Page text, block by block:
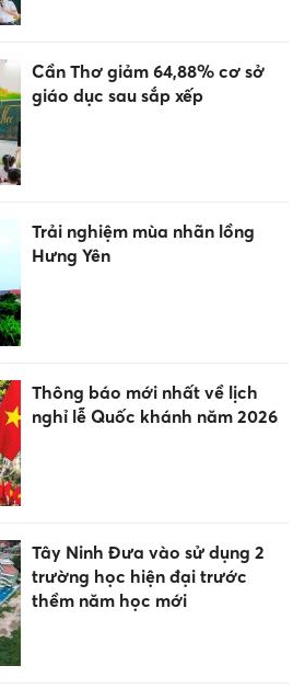
Cần Thơ giảm 64,88% cơ sở
giáo dục sau sắp xếp
Trải nghiệm mùa nhãn lồng
Hưng Yên
Thông báo mới nhất về lịch
nghỉ lễ Quốc khánh năm 2026
Tây Ninh Đưa vào sử dụng 2
trường học hiện đại trước
thềm năm học mới